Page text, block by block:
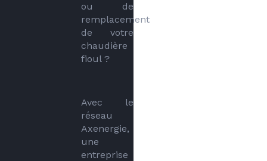
ou de
remplacement
de votre
chaudière
fioul ?
Avec le
réseau
Axenergie,
une
entreprise